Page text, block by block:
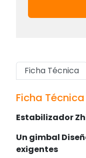
Ficha Técnica
Ficha Técnica
Estabilizador
Un gimbal
exigentes